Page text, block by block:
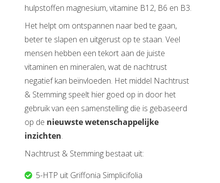
hulpstoffen magnesium, vitamine B12, B6 en B3.
Het helpt om ontspannen naar bed te gaan,
beter te slapen en uitgerust op te staan. Veel
mensen hebben een tekort aan de juiste
vitaminen en mineralen, wat de nachtrust
negatief kan beïnvloeden. Het middel Nachtrust
& Stemming speelt hier goed op in door het
gebruik van een samenstelling die is gebaseerd
op de nieuwste wetenschappelijke
inzichten.
Nachtrust & Stemming bestaat uit:
5-HTP uit Griffonia Simplicifolia